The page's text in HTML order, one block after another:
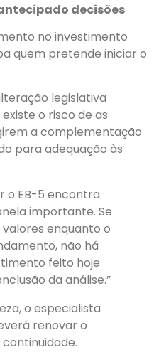
decisões
no investimento
quem pretende iniciar o
legislativa
o risco de as
a complementação
para adequação às
o EB-5 encontra
importante. Se
enquanto o
não há
feito hoje
da análise.”
o especialista
renovar o